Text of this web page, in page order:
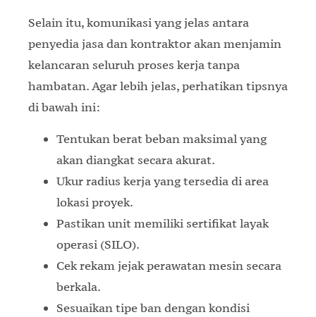
Selain itu, komunikasi yang jelas antara
penyedia jasa dan kontraktor akan menjamin
kelancaran seluruh proses kerja tanpa
hambatan. Agar lebih jelas, perhatikan tipsnya
di bawah ini:
Tentukan berat beban maksimal yang
akan diangkat secara akurat.
Ukur radius kerja yang tersedia di area
lokasi proyek.
Pastikan unit memiliki sertifikat layak
operasi (SILO).
Cek rekam jejak perawatan mesin secara
berkala.
Sesuaikan tipe ban dengan kondisi